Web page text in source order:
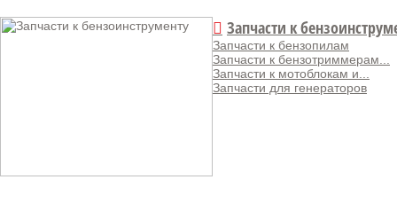
Запчасти к
Запчасти к бензопилам
Запчасти к бензотриммерам...
Запчасти к мотоблокам и...
Запчасти для генераторов